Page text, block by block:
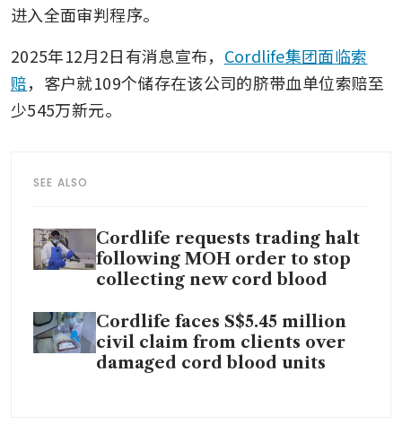
进入全面审判程序。
2025年12月2日有消息宣布， Cordlife集团面临索
赔，客户就109个储存在该公司的脐带血单位索赔至
少545万新元。
SEE ALSO
Cordlife requests trading halt
following MOH order to stop
collecting new cord blood
Cordlife faces S$5.45 million
civil claim from clients over
damaged cord blood units